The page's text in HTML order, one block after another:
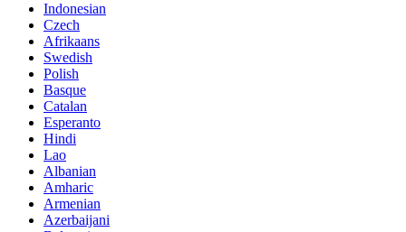
Indonesian
Czech
Afrikaans
Swedish
Polish
Basque
Catalan
Esperanto
Hindi
Lao
Albanian
Amharic
Armenian
Azerbaijani